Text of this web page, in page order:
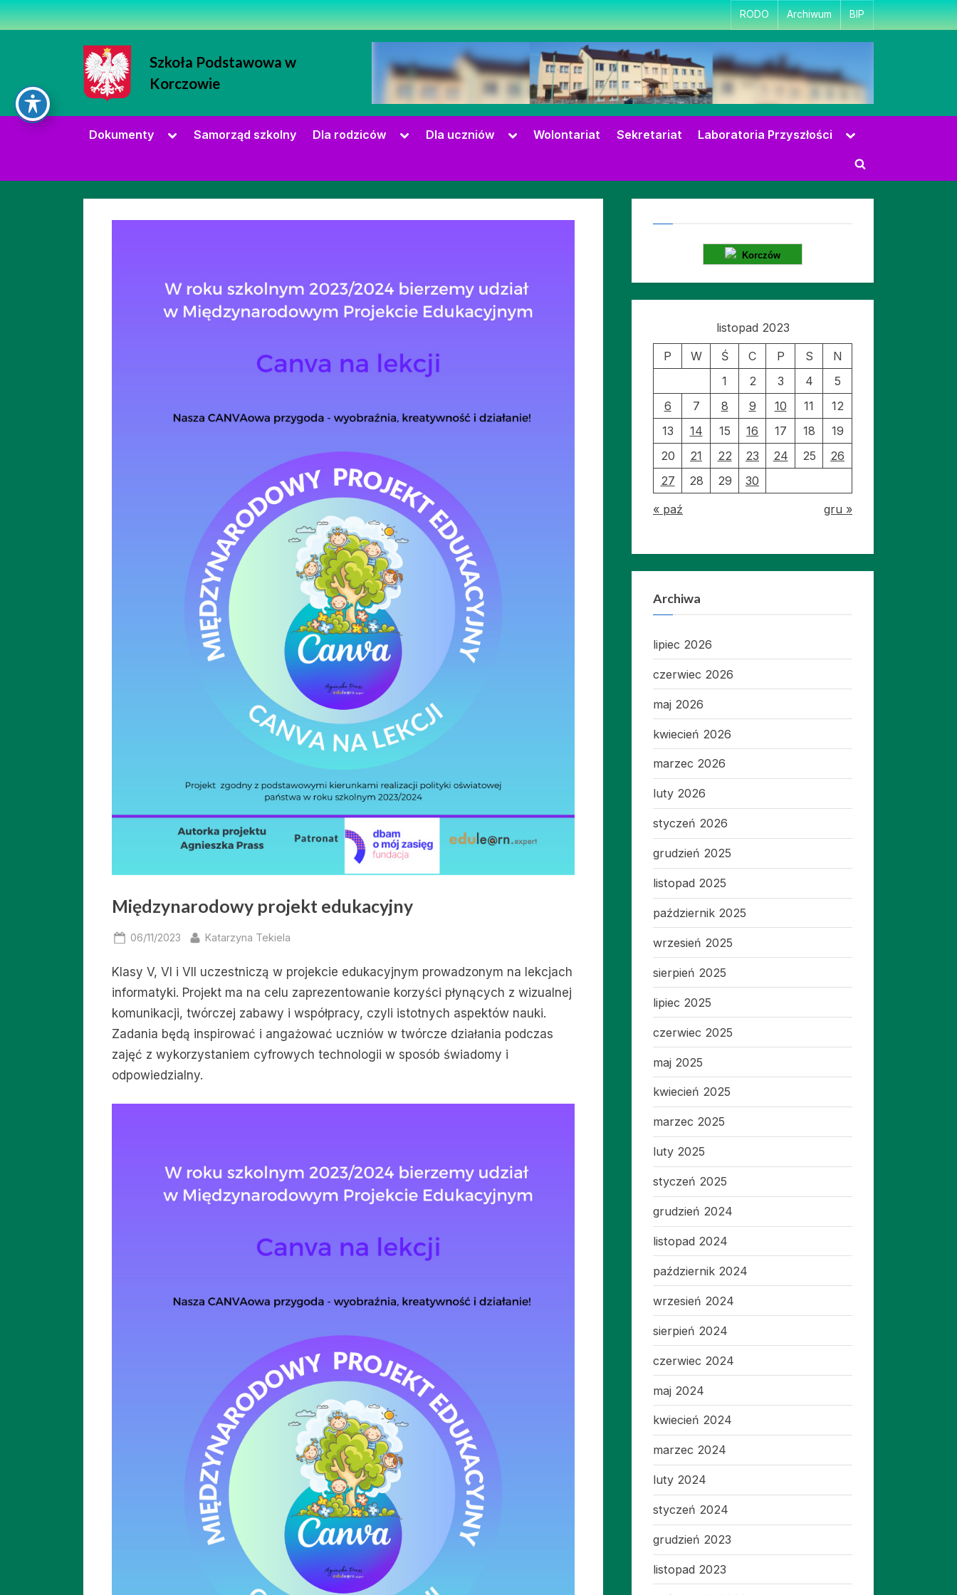
Skip
to
RODO Archiwum BIP
Szkoła Podstawowa w
Korczowie
Dokumenty
ToggleSamorząd szkolny Dla rodziców
ToggleDla uczniów
ToggleWolontariat Sekretariat Laboratoria Przyszłości
Toggle
menu
Toggle
Międzynarodowy projekt edukacyjny
Posted
06/11/2023 By
Katarzyna Tekiela
Klasy V, VI i VII uczestniczą w projekcie edukacyjnym prowadzonym na lekcjach
informatyki. Projekt ma na celu zaprezentowanie korzyści płynących z wizualnej
komunikacji, twórczej zabawy i współpracy, czyli istotnych aspektów nauki.
Zadania będą inspirować i angażować uczniów w twórcze działania podczas
zajęć z wykorzystaniem cyfrowych technologii w sposób świadomy i
odpowiedzialny.
Korczów
listopad 2023
P W Ś C P S
N
1
2 3 4
5
6
7 8 9 10 11
12
13
14 15 16 17 18
19
20
21 22 23 24 25
26
27
28 29 30
« paź gru »
Archiwa
lipiec 2026
czerwiec 2026
maj 2026
kwiecień 2026
marzec 2026
luty 2026
styczeń 2026
grudzień 2025
listopad 2025
październik 2025
wrzesień 2025
sierpień 2025
lipiec 2025
czerwiec 2025
maj 2025
kwiecień 2025
marzec 2025
luty 2025
styczeń 2025
grudzień 2024
listopad 2024
październik 2024
wrzesień 2024
sierpień 2024
czerwiec 2024
maj 2024
kwiecień 2024
marzec 2024
luty 2024
styczeń 2024
grudzień 2023
listopad 2023